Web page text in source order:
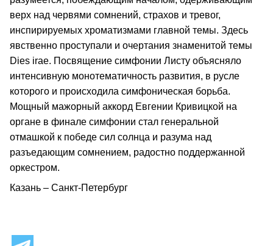
верх над червями сомнений, страхов и тревог,
инспирируемых хроматизмами главной темы. Здесь
явственно проступали и очертания знаменитой темы
Dies irae. Посвящение симфонии Листу объясняло
интенсивную монотематичность развития, в русле
которого и происходила симфоническая борьба.
Мощный мажорный аккорд Евгении Кривицкой на
органе в финале симфонии стал генеральной
отмашкой к победе сил солнца и разума над
разъедающим сомнением, радостно поддержанной
оркестром.
Казань – Санкт-Петербург